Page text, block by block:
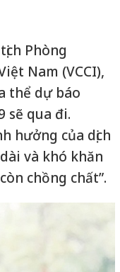
Phòng
Nam (VCCI),
thể dự báo
sẽ qua đi.
hưởng của dịch
và khó khăn
chồng chất”.